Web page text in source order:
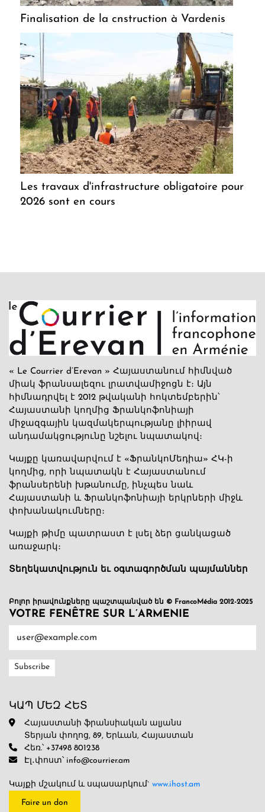
Finalisation de la cnstruction à Vardenis
Les travaux d'infrastructure obligatoire pour
2026 sont en cours
« Le Courrier d’Erevan » Հայաստանում հիմնված
միակ ֆրանսալեզու լրատվամիջոցն է։ Այն
հիմնադրվել է 2012 թվականի հոկտեմբերին՝
Հայաստանի կողմից Ֆրանկոֆոնիայի
միջազգային կազմակերպությանը լիիրավ
անդամակցությունը նշելու նպատակով։
Կայքը կառավարվում է «ՖրանկոՄեդիա» ՀԿ-ի
կողմից, որի նպատակն է Հայաստանում
ֆրանսերենի խթանումը, ինչպես նաև
Հայաստանի և Ֆրանկոֆոնիայի երկրների միջև
փոխանակումները։
Կայքի թիմը պատրաստ է լսել ձեր ցանկացած
առաջարկ։
Տեղեկատվություն եւ օգտագործման պայմաններ
Բոլոր իրավունքները պաշտպանված են © FrancoMédia 2012-2025
VOTRE FENÊTRE SUR L’ARMENIE
ԿԱՊ ՄԵԶ ՀԵՏ
Հայաստանի ֆրանսիական ալյանս
Տերյան փողոց, 89, Երևան, Հայաստան
Հեռ.՝ +37498 801238
Էլ․փոստ՝ info@courrier.am
Կայքի մշակում և սպասարկում` www.ihost.am
Faire un don